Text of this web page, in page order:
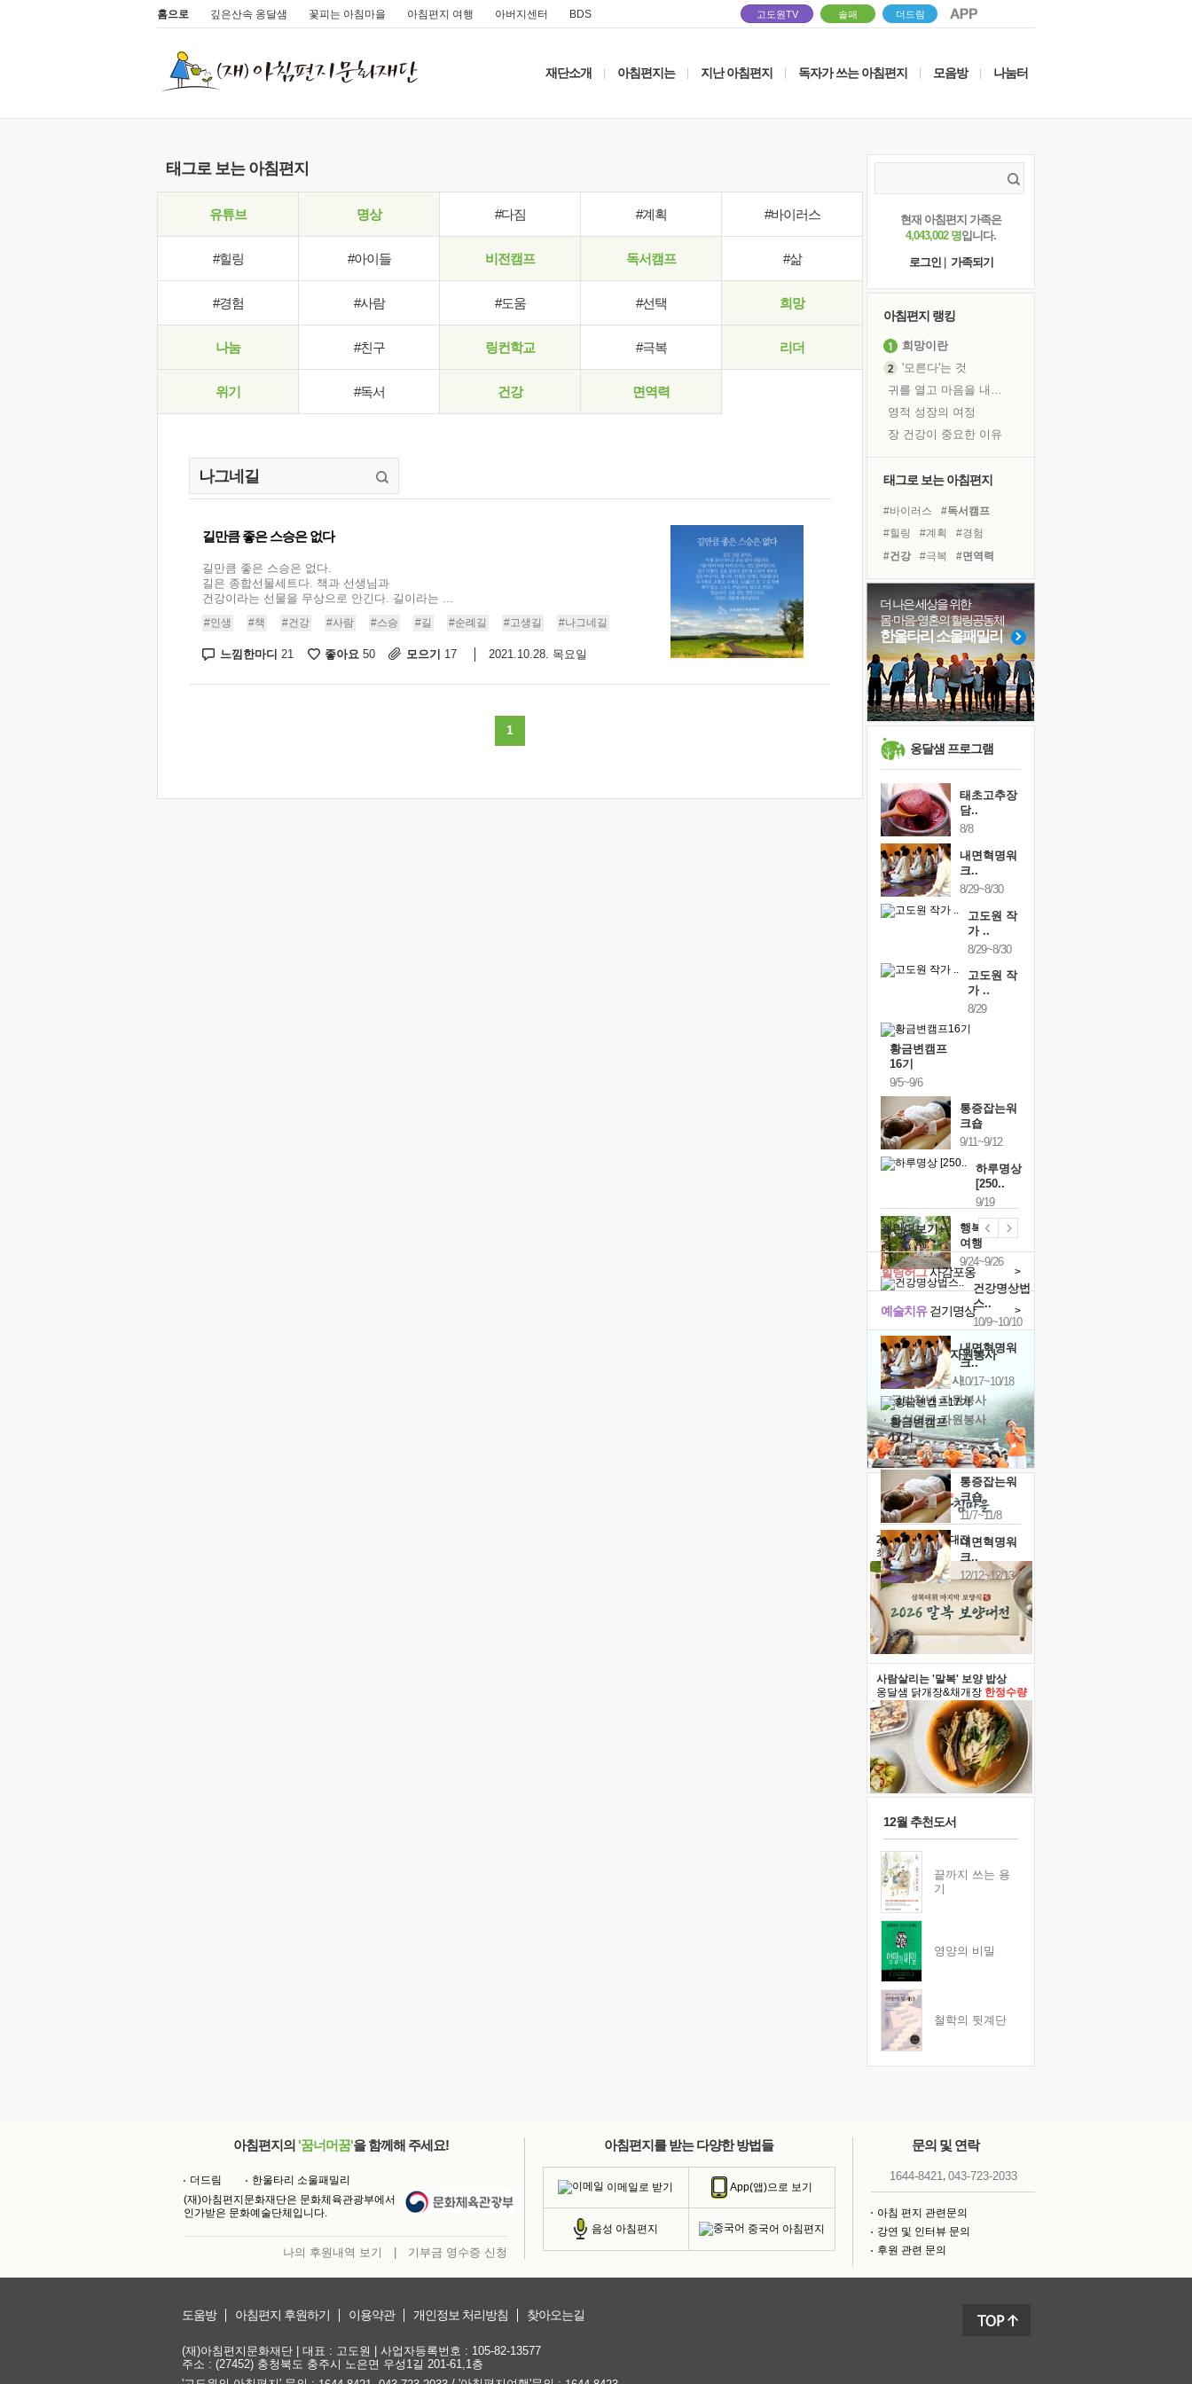
홈으로 깊은산속 옹달샘 꽃피는 아침마을 아침편지 여행 아버지센터 BDS 고도원TV 솔패 더드림
재단소개 아침편지는 지난 아침편지 독자가 쓰는 아침편지 모음방 나눔터
태그로 보는 아침편지
유튜브 명상 #다짐 #계획 #바이러스
#힐링 #아이들 비전캠프 독서캠프 #삶
#경험 #사람 #도움 #선택 희망
나눔 #친구 링컨학교 #극복 리더
위기 #독서 건강 면역력
길만큼 좋은 스승은 없다
길만큼 좋은 스승은 없다.
길은 종합선물세트다. 책과 선생님과
건강이라는 선물을 무상으로 안긴다. 길이라는 ...
#인생 #책 #건강 #사람 #스승 #길 #순례길 #고생길 #나그네길
느낌한마디 21 좋아요 50 모으기 17 2021.10.28. 목요일
1
현재 아침편지 가족은
4,043,002 명입니다.
로그인
가족되기
아침편지 랭킹
희망이란
'모른다'는 것
귀를 열고 마음을 내어주고
영적 성장의 여정
장 건강이 중요한 이유
꿈이 실제가 되는 것
'말 타는 법'을 먼저
졸업식 사진을 보며
아픈 아버지를 위한 공간 설계
극심한 변비, 어깨결림, 수면 장애
보고 싶은 어머니
유년 시절의 부산 영도 바다
못된 꼰대들
거울 속의 나
태그로 보는 아침편지
#바이러스
#독서캠프
#힐링
#계획
#경험
#건강
#극복
#면역력
#비전캠프
#독서
#다짐
#친구
#나눔 #명상
#삶
#아이들
#선택
#사람
#위기
#링컨학교 #도움
더 나은 세상을 위한
몸·마음·영혼의 힐링공동체
한울타리 소울패밀리
옹달샘 프로그램
태초고추장
담..
8/8
내면혁명워
크..
8/29~8/30
고도원 작
가 ..
8/29~8/30
고도원 작
가 ..
8/29
황금변캠프
16기
9/5~9/6
통증잡는워
크숍
9/11~9/12
하루명상
[250..
9/19
행복한가족
여행
9/24~9/26
건강명상법
스..
10/9~10/10
내면혁명워
크..
10/17~10/18
황금변캠프
17기
10/30~10/31
통증잡는워
크숍
11/7~11/8
내면혁명워
크..
12/12~12/13
캘린더보기+
예술치유걷기명상 >
힐링허그사감포옹 >
'옹달샘의 꽃'자원봉사
· 청년 자원봉사
· 금빛청년 자원봉사
· 음식연구 자원봉사
2026 말복 보양대전
최대74%할인
사람살리는 '말복' 보양 밥상
옹달샘 닭개장&채개장 한정수량
12월 추천도서
끝까지 쓰는 용
기
영양의 비밀
철학의 뒷계단
아침편지의 '꿈너머꿈'을 함께해 주세요!
더드림
한울타리 소울패밀리
(재)아침편지문화재단은 문화체육관광부에서
인가받은 문화예술단체입니다.
나의 후원내역 보기 기부금 영수증 신청
아침편지를 받는 다양한 방법들
이메일로 받기 App(앱)으로 보기
음성 아침편지 중국어 아침편지
문의 및 연락
1644-8421, 043-723-2033
아침 편지 관련문의
강연 및 인터뷰 문의
후원 관련 문의
도움방 아침편지 후원하기 이용약관 개인정보 처리방침 찾아오는길
(재)아침편지문화재단 | 대표 : 고도원 | 사업자등록번호 : 105-82-13577
주소 : (27452) 충청북도 충주시 노은면 우성1길 201-61,1층